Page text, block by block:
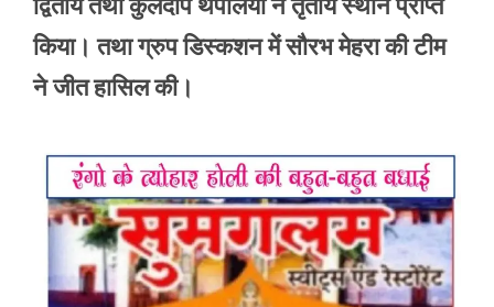
किया। तथा ग्रुप डिस्कशन में सौरभ मेहरा की टीम
ने जीत हासिल की।